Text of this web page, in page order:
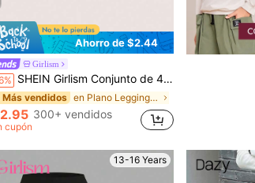
Ahorro de $2.44
Girlism
SHEIN Girlism Conjunto de 4 piezas para adolescentes: Leggings negros, shorts casuales de punto de cintura alta, shorts de ciclismo, shorts deportivos - Compra 1 y llévate 3 gratis, adecuado para uso diario, primavera/verano
Más vendidos en Plano Leggings para chicas adolescentes
300+ vendidos
cupón
13-16 Years